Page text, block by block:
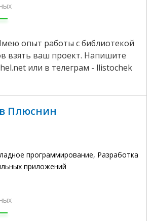
опыт работы с библиотекой
взять ваш проект. Напишите
или в телеграм - llistochek
Плюснин
программирование, Разработка
приложений